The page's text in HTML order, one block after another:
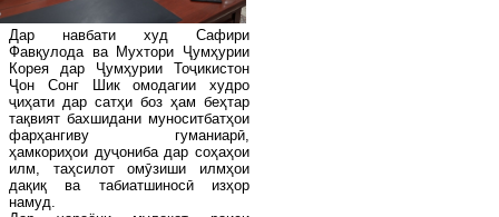
Дар навбати худ Сафири
Фавқулода ва Мухтори Ҷумҳурии
Корея дар Ҷумҳурии Тоҷикистон
Ҷон Сонг Шик омодагии худро
ҷиҳати дар сатҳи боз ҳам беҳтар
тақвият бахшидани муноситбатҳои
фарҳангиву гуманиарӣ,
ҳамкориҳои дуҷониба дар соҳаҳои
илм, таҳсилот омӯзиши илмҳои
дақиқ ва табиатшиносӣ изҳор
намуд.